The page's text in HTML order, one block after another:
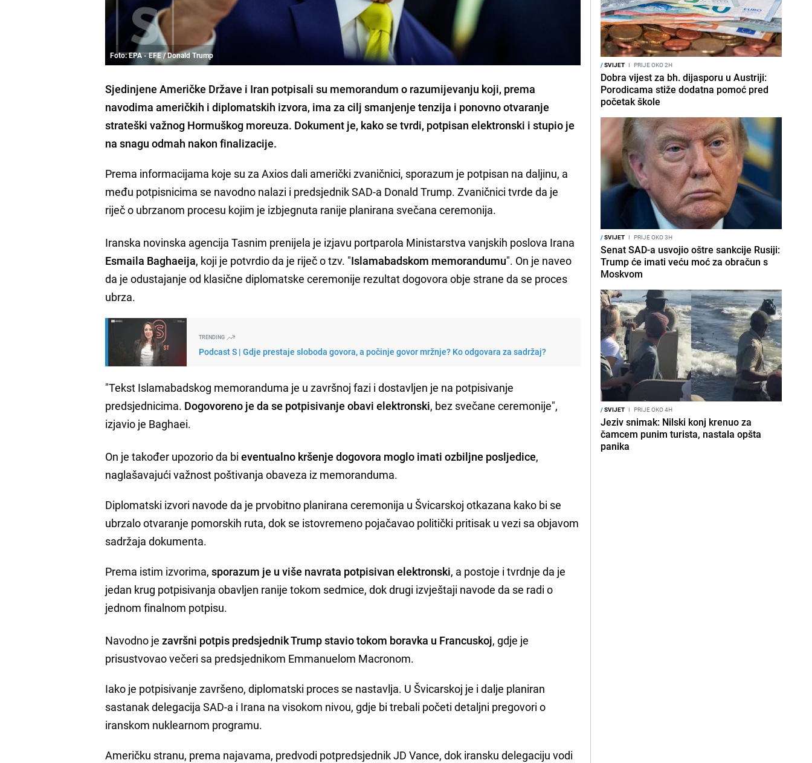
Foto: EPA - EFE / Donald Trump
Sjedinjene Američke Države i Iran potpisali su memorandum o razumijevanju koji, prema
navodima američkih i diplomatskih izvora, ima za cilj smanjenje tenzija i ponovno otvaranje
strateški važnog Hormuškog moreuza. Dokument je, kako se tvrdi, potpisan elektronski i stupio je
na snagu odmah nakon finalizacije.
Prema informacijama koje su za Axios dali američki zvaničnici, sporazum je potpisan na daljinu, a
među potpisnicima se navodno nalazi i predsjednik SAD-a Donald Trump. Zvaničnici tvrde da je
riječ o ubrzanom procesu kojim je izbjegnuta ranije planirana svečana ceremonija.
Iranska novinska agencija Tasnim prenijela je izjavu portparola Ministarstva vanjskih poslova Irana
Esmaila Baghaeija, koji je potvrdio da je riječ o tzv. "Islamabadskom memorandumu". On je naveo
da je odustajanje od klasične diplomatske ceremonije rezultat dogovora obje strane da se proces
ubrza.
TRENDING
Podcast S | Gdje prestaje sloboda govora, a počinje govor mržnje? Ko odgovara za sadržaj?
"Tekst Islamabadskog memoranduma je u završnoj fazi i dostavljen je na potpisivanje
predsjednicima. Dogovoreno je da se potpisivanje obavi elektronski, bez svečane ceremonije",
izjavio je Baghaei.
On je također upozorio da bieventualno kršenje dogovora moglo imati ozbiljne posljedice,
naglašavajući važnost poštivanja obaveza iz memoranduma.
Diplomatski izvori navode da je prvobitno planirana ceremonija u Švicarskoj otkazana kako bi se
ubrzalo otvaranje pomorskih ruta, dok se istovremeno pojačavao politički pritisak u vezi sa objavom
sadržaja dokumenta.
Prema istim izvorima,sporazum je u više navrata potpisivan elektronski, a postoje i tvrdnje da je
jedan krug potpisivanja obavljen ranije tokom sedmice, dok drugi izvještaji navode da se radi o
jednom finalnom potpisu.
Navodno jezavršni potpis predsjednik Trump stavio tokom boravka u Francuskoj, gdje je
prisustvovao večeri sa predsjednikom Emmanuelom Macronom.
Iako je potpisivanje završeno, diplomatski proces se nastavlja. U Švicarskoj je i dalje planiran
sastanak delegacija SAD-a i Irana na visokom nivou, gdje bi trebali početi detaljni pregovori o
iranskom nuklearnom programu.
Američku stranu, prema najavama, predvodi potpredsjednik JD Vance, dok iransku delegaciju vodi
/SVIJET I PRIJE OKO 2H
Dobra vijest za bh. dijasporu u Austriji:
Porodicama stiže dodatna pomoć pred
početak škole
/SVIJET I PRIJE OKO 3H
Senat SAD-a usvojio oštre sankcije Rusiji:
Trump će imati veću moć za obračun s
Moskvom
/SVIJET I PRIJE OKO 4H
Jeziv snimak: Nilski konj krenuo za
čamcem punim turista, nastala opšta
panika